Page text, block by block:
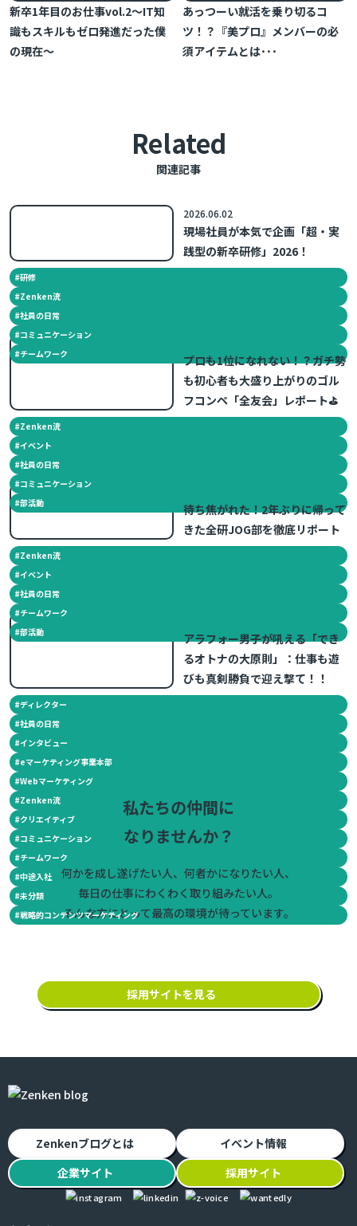
新卒1年目のお仕事vol.2～IT知
識もスキルもゼロ発進だった僕
の現在～
あっつーい就活を乗り切るコ
ツ！？『美プロ』メンバーの必
須アイテムとは･･･
関連記事
Related
現場社員が本気で企画「超・実
践型の新卒研修」2026！
2026.06.02
#研修
#Zenken流
#社員の日常
#コミュニケーション
#チームワーク
プロも1位になれない！？ガチ勢
も初心者も大盛り上がりのゴル
フコンペ「全友会」レポート⛳
#Zenken流
#イベント
#社員の日常
#コミュニケーション
#部活動
待ち焦がれた！2年ぶりに帰って
きた全研JOG部を徹底リポート
#Zenken流
#イベント
#社員の日常
#チームワーク
#部活動
アラフォー男子が吼える「でき
るオトナの大原則」：仕事も遊
びも真剣勝負で迎え撃て！！
#ディレクター
#社員の日常
#インタビュー
#eマーケティング事業本部
#Webマーケティング
#Zenken流
#クリエイティブ
#コミュニケーション
#チームワーク
#中途入社
#未分類
#戦略的コンテンツマーケティング
私たちの仲間に
なりませんか？
何かを成し遂げたい人、何者かになりたい人、
毎日の仕事にわくわく取り組みたい人。
そんな方にとって最高の環境が待っています。
採用サイトを見る
Zenkenブログとは
イベント情報
企業サイト 採用サイト